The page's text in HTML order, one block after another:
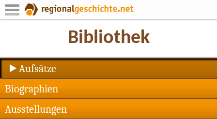
Aufsätze
Biographien
Ausstellungen